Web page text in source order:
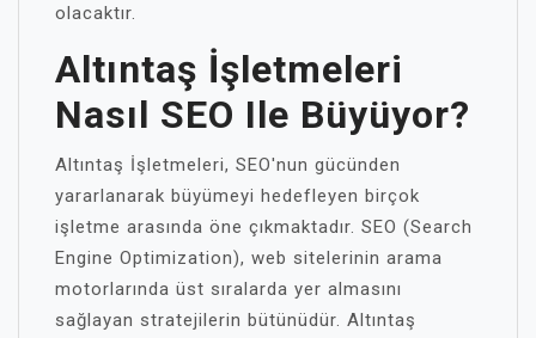
olacaktır.
Altıntaş İşletmeleri
Nasıl SEO Ile Büyüyor?
Altıntaş İşletmeleri, SEO'nun gücünden
yararlanarak büyümeyi hedefleyen birçok
işletme arasında öne çıkmaktadır. SEO (Search
Engine Optimization), web sitelerinin arama
motorlarında üst sıralarda yer almasını
sağlayan stratejilerin bütünüdür. Altıntaş